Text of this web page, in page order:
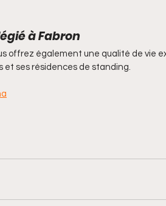
à Fabron
offrez également une qualité de vie
et ses résidences de standing.